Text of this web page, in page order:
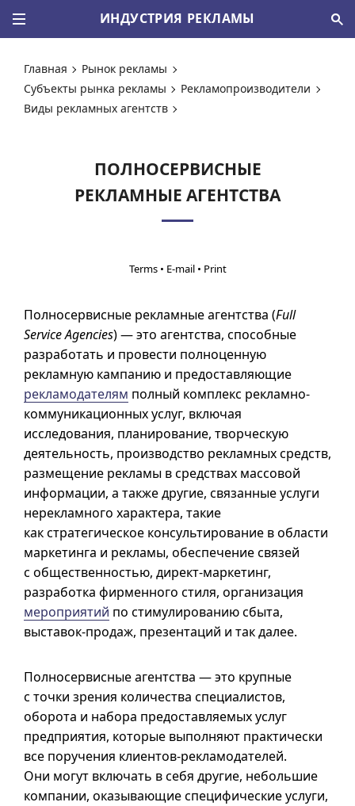
ИНДУСТРИЯ РЕКЛАМЫ
Главная
Рынок рекламы
Субъекты рынка рекламы
Рекламопроизводители
Виды рекламных агентств
ПОЛНОСЕРВИСНЫЕ
РЕКЛАМНЫЕ АГЕНТСТВА
Полносервисные рекламные агентства (Full
Service Agencies) — это агентства, способные
разработать и провести полноценную
рекламную кампанию и предоставляющие
рекламодателям пoлный комплекс рекламно-
коммуникационных услуг, включая
исследования, планирование, творческую
деятельность, производство рекламных средств,
размещение рекламы в средствах массовой
информации, а также другие, связанные услуги
нерекламного характера, такие
как стратегическое консультирование в области
маркетинга и рекламы, обеспечение связей
с общественностью, директ-маркетинг,
разработка фирменного стиля, организация
мероприятий по стимулированию сбыта,
выставок-продаж, презентаций и так далее.
Полносервисные агентства — это крупные
с точки зрения количества специалистов,
оборота и набора предоставляемых услуг
предприятия, которые выполняют практически
все поручения клиентов-рекламодателей.
Они могут включать в себя другие, небольшие
компании, оказывающие специфические услуги,
• •